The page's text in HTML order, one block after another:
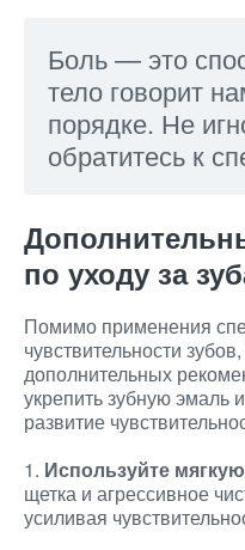
Боль — это
тело говорит
порядке. Не
обратитесь к
по уходу за
Помимо применения
чувствительности
дополнительных
укрепить зубную эмаль
развитие
1. Используйте
щетка и агрессивное
усиливая